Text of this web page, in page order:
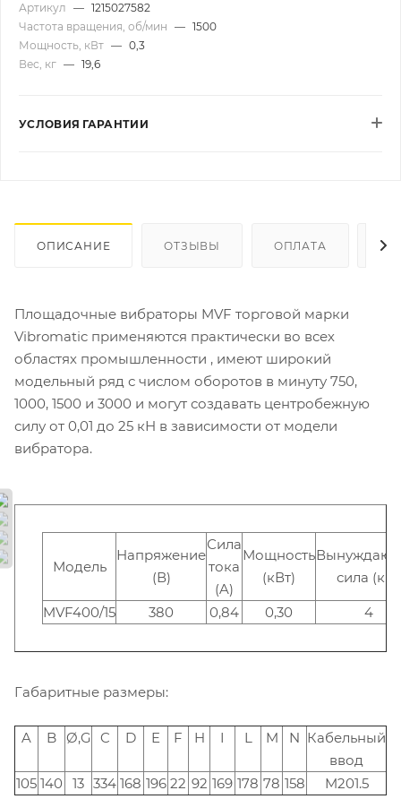
Артикул — 1215027582
Частота вращения, об/мин — 1500
Мощность, кВт — 0,3
Вес, кг — 19,6
УСЛОВИЯ ГАРАНТИИ
ОПИСАНИЕ ОТЗЫВЫ ОПЛАТА
Площадочные вибраторы MVF торговой марки
Vibromatic применяются практически во всех
областях промышленности , имеют широкий
модельный ряд с числом оборотов в минуту 750,
1000, 1500 и 3000 и могут создавать центробежную
силу от 0,01 до 25 кН в зависимости от модели
вибратора.
Модель
Напряжение
(В)
Сила
тока
(A)
Мощность
(кВт)
сила (кН)
MVF400/15 380 0,84 0,30 4
Габаритные размеры:
A B Ø,G C D E F H I L M N Кабельный
ввод
105 140 13 334 168 196 22 92 169 178 78 158 M201.5